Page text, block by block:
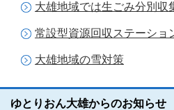
大雄地域では生ごみ分別収
常設型資源回収ステーショ
大雄地域の雪対策
ゆとりおん大雄からのお知らせ